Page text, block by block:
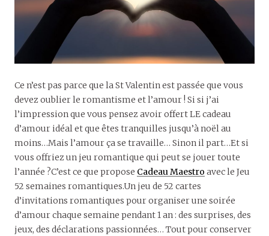
Ce n’est pas parce que la St Valentin est passée que vous
devez oublier le romantisme et l’amour ! Si si j’ai
l’impression que vous pensez avoir offert LE cadeau
d’amour idéal et que êtes tranquilles jusqu’à noël au
moins…Mais l’amour ça se travaille… Sinon il part…Et si
vous offriez un jeu romantique qui peut se jouer toute
l’année ?C’est ce que propose Cadeau Maestro avec le Jeu
52 semaines romantiques.Un jeu de 52 cartes
d’invitations romantiques pour organiser une soirée
d’amour chaque semaine pendant 1 an : des surprises, des
jeux, des déclarations passionnées… Tout pour conserver